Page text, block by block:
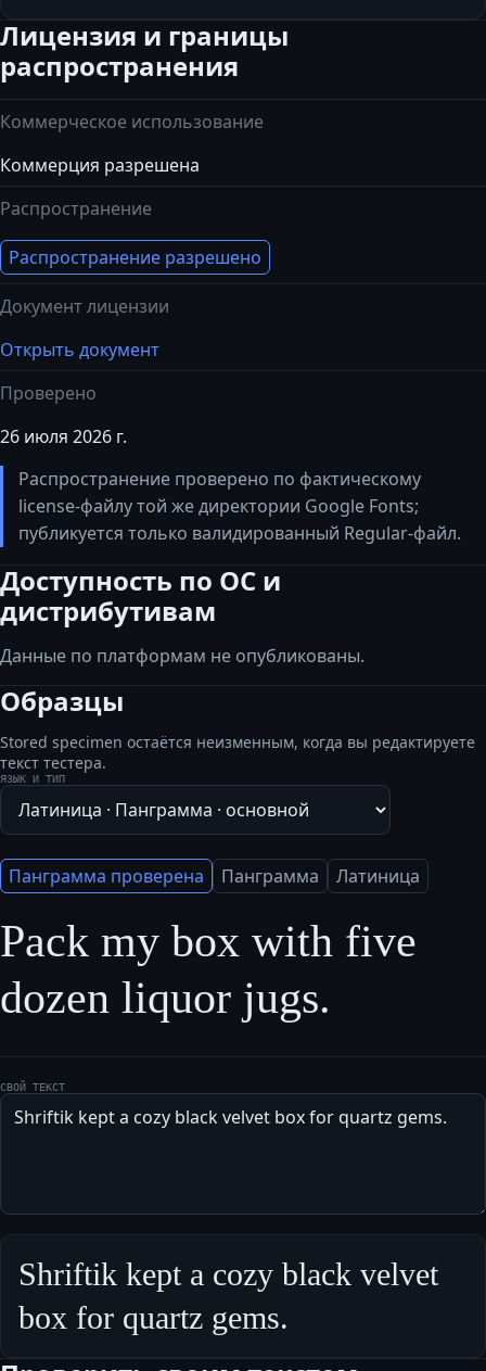
Лицензия и границы
распространения
Коммерческое использование
Коммерция разрешена
Распространение
Распространение разрешено
Документ лицензии
Открыть документ
Проверено
26 июля 2026 г.
Распространение проверено по фактическому
license-файлу той же директории Google Fonts;
публикуется только валидированный Regular-файл.
Доступность по ОС и
дистрибутивам
Данные по платформам не опубликованы.
Образцы
Stored specimen остаётся неизменным, когда вы редактируете
текст тестера.
ЯЗЫК И ТИП
Панграмма проверена Панграмма Латиница
Pack my box with five
dozen liquor jugs.
СВОЙ ТЕКСТ
Shriftik kept a cozy black velvet
box for quartz gems.